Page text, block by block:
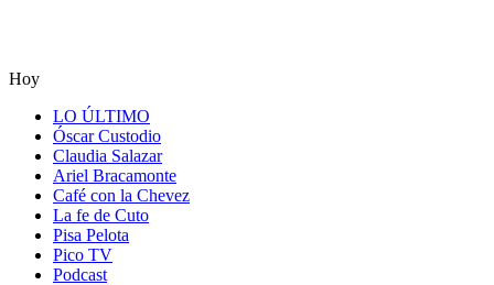
Hoy
LO ÚLTIMO
Óscar Custodio
Claudia Salazar
Ariel Bracamonte
Café con la Chevez
La fe de Cuto
Pisa Pelota
Pico TV
Podcast